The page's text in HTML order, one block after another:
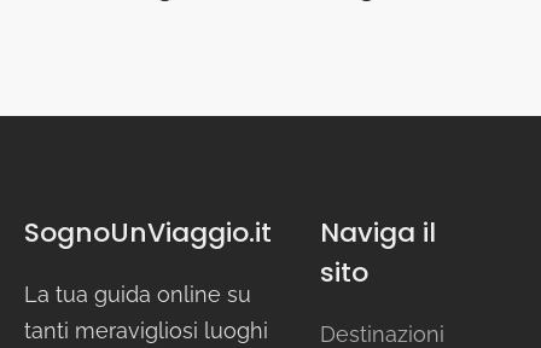
SognoUnViaggio.it
La tua guida online su
tanti meravigliosi luoghi
Naviga il
sito
Destinazioni